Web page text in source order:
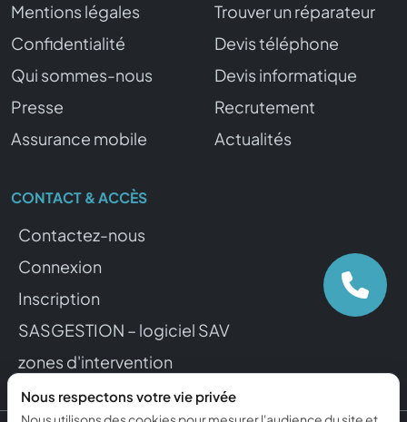
Mentions légales
Confidentialité
Qui sommes-nous
Presse
Assurance mobile
Trouver un réparateur
Devis téléphone
Devis informatique
Recrutement
Actualités
CONTACT & ACCÈS
Contactez-nous
Connexion
Inscription
SASGESTION – logiciel SAV
zones d'intervention
Nous respectons votre vie privée